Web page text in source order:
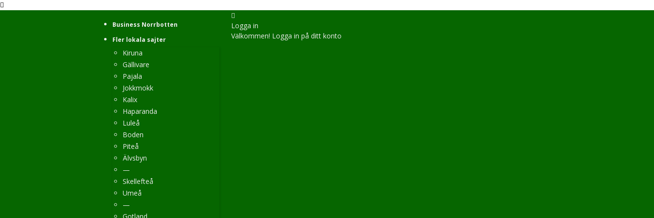
Business Norrbotten
Fler lokala sajter
Kiruna
Gällivare
Pajala
Jokkmokk
Kalix
Haparanda
Luleå
Boden
Piteå
Älvsbyn
—
Skellefteå
Umeå
—
Logga in
Välkommen! Logga in på ditt konto